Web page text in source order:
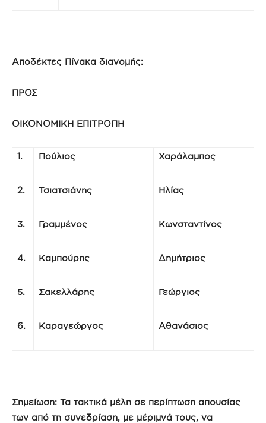
Αποδέκτες Πίνακα διανομής:
ΠΡΟΣ
ΟΙΚΟΝΟΜΙΚΗ ΕΠΙΤΡΟΠΗ
1. Πούλιος Χαράλαμπος
2. Τσιατσιάνης Ηλίας
3. Γραμμένος Κωνσταντίνος
4. Καμπούρης Δημήτριος
5. Σακελλάρης Γεώργιος
6. Καραγεώργος Αθανάσιος
Σημείωση: Τα τακτικά μέλη σε περίπτωση απουσίας
των από τη συνεδρίαση, με μέριμνά τους, να